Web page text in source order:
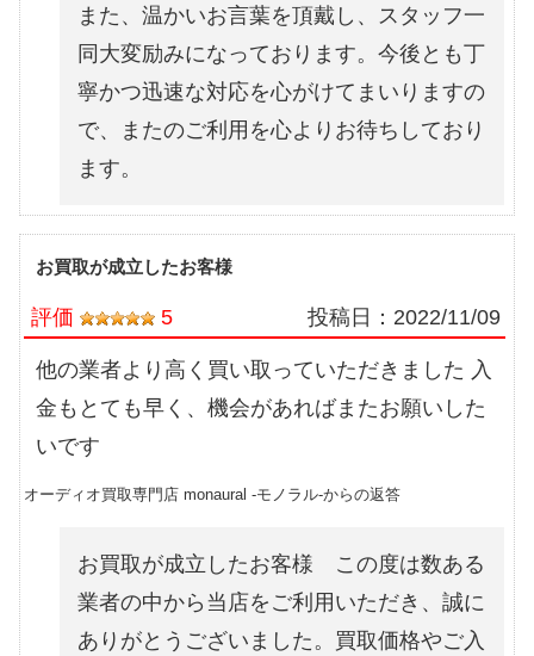
また、温かいお言葉を頂戴し、スタッフ一
同大変励みになっております。今後とも丁
寧かつ迅速な対応を心がけてまいりますの
で、またのご利用を心よりお待ちしており
ます。
お買取が成立したお客様
評価 5 投稿日： 2022/11/09
他の業者より高く買い取っていただきました 入
金もとても早く、機会があればまたお願いした
いです
オーディオ買取専門店 monaural -モノラル-からの返答
お買取が成立したお客様 この度は数ある
業者の中から当店をご利用いただき、誠に
ありがとうございました。買取価格やご入